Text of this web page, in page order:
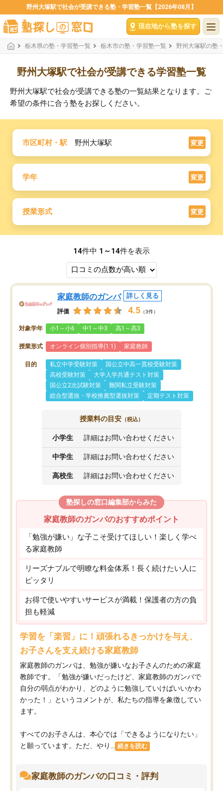
野州大塚駅で社会が受講できる塾・学習塾一覧【2026年08月】
現在地から塾を探す
栃木県の塾・学習塾一覧 栃木市の塾・学習塾一覧 野州大塚駅の塾
野州大塚駅で社会が受講できる学習塾一覧
野州大塚駅で社会が受講できる塾の一覧結果となります。ご
希望の条件に合う塾をお探しください。
市区町村・駅 野州大塚駅 変更
学年 変更
授業形式 変更
14件中 1～14件を表示
家庭教師のガンバ 詳しく見る
評価 4.5 （3件）
対象学年 小1～小6 中1～中3 高1～高3
授業形式 オンライン個別指導(1:1) 家庭教師
目的 私立中学受験対策
国公立中高一貫校受験対策
高校受験対策
大学入学共通テスト対策
国公立2次試験対策
難関私立受験対策
総合型選抜・学校推薦型選抜対策
定期テスト対策
授業料の目安 （税込）
小学生 詳細はお問い合わせください
中学生 詳細はお問い合わせください
高校生 詳細はお問い合わせください
塾探しの窓口編集部からみた
家庭教師のガンバのおすすめポイント
「勉強が嫌い」な子こそ受けてほしい！楽しく学べ
る家庭教師
リーズナブルで明瞭な料金体系！長く続けたい人に
ピッタリ
お得で使いやすいサービスが満載！保護者の方の負
担も軽減
学習を「楽習」に！頑張れるきっかけを与え、
お子さんを支え続ける家庭教師
家庭教師のガンバは、勉強が嫌いなお子さんのための家庭
教師です。「勉強が嫌いだったけど、家庭教師のガンバで
自分の弱点がわかり、どのように勉強していけばいいかわ
かった！」というコメントが、私たちの指導を象徴してい
ます。
すべてのお子さんは、本心では「できるようになりたい」
と願っています。ただ、やり...
続きを読む
家庭教師のガンバの口コミ・評判